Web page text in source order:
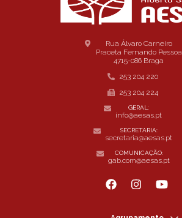
Rua Álvaro Carneiro
Praceta Fernando Pessoa
4715-086 Braga
253 204 220
253 204 224
GERAL:
info@aesas.pt
SECRETARIA:
secretaria@aesas.pt
COMUNICAÇÃO:
gab.com@aesas.pt